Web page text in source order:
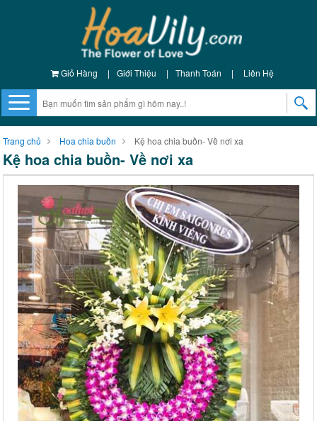
Giỏ Hàng | Giới Thiệu | Thanh Toán | Liên Hệ
Trang chủ Hoa chia buồn Kệ hoa chia buồn- Về nơi xa
Kệ hoa chia buồn- Về nơi xa